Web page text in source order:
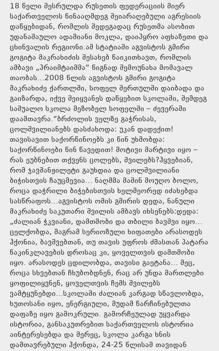
18 წელი შესრულდა რუსეთის ფედერაციის მიერ
საქართველოს წინააღმდეგ შეიარაღებული აგრესიის
დაწყებიდან, რომლის შედეგადაც რუსეთმა ასობით
უდანაშაულო ადამიანი მოკლა, დაიპყრო აფხაზეთი და
ცხინვალის რეგიონი.ამ სტატიაში აგვისტოს გმირი
გოგიტა მაკრახიძის შესახებ წაიკითხავთ, რომლის
ამბავი „პრაიმტაიმმა“ წიგნად შემოუნახა მომავალ
თაობას...2008 წლის აგვისტოს გმირი გოგიტა
მაკრახიძე ქართლში, სოფელ შერთულში დაიბადა და
გაიზარდა, იქვე შეიყვანეს დაწყებით სკოლაში, შემდეგ
საშუალო სკოლა მეზობელ სოფელში – ძევერაში
დაამთავრა.“ბრძოლის ველზე გაჭრისას,
ცოლშვილიანებს დასძახოდა: უკან დადექით!
თავისავით საქორწინოებს კი წინ უხმობდა:
საქორწინოები წინ წავედით! მოტივი მარტივი იყო –
რას ეუბნებით თქვენს ცოლებს, შვილებს?ჰყვებიან,
რომ ჯავშანჟილეტი გაუხდია და ცოლშვილიანი
ბიჭისთვის ჩაუცმევია… ნაღმმა მაშინ მოუღო ბოლო,
როცა დაჭრილი ბიჭებისთვის ხელმეორედ იძახებდა
სასწრაფოს…აგვისტოს ომის გმირის დედა, ნანული
მაკრახიძე საკუთარი შვილის ამბავს იხსენებს:დედა:
„ძალიან ჭკვიანი, დამთმობი და თბილი ბავშვი იყო…
ცელქობდა, მაგრამ სერიოზული ხიფათები არასოდეს
ჰქონია, ბავშვებთან, თუ თავის უფროს ძმასთან პატარა
წაკინკლავების დროსაც კი, ყოველთვის დამთმობი
იყო. არასოდეს ცდილობდა, თავისი გაეტანა… მეც,
როცა სხვებთან ჩხუბობდნენ, რაც არ უნდა მართლები
ყოფილიყვნენ, ყოველთვის ჩემს შვილებს
ვამტყუნებდი…სკოლაში ძალიან კარგად სწავლობდა,
ხუთოსანი იყო, ენერგიული, მუდამ წარჩინებულთა
დაფაზე იყო გამოკრული. გამორჩეულად უყვარდა
ისტორია, განსაკუთრებით საქართველოს ისტორია
აინტერესებდა და მერეც, სკოლა კარგა ხნის
დამთავრებული ჰქონდა, 24-25 წლისამ თავიდან